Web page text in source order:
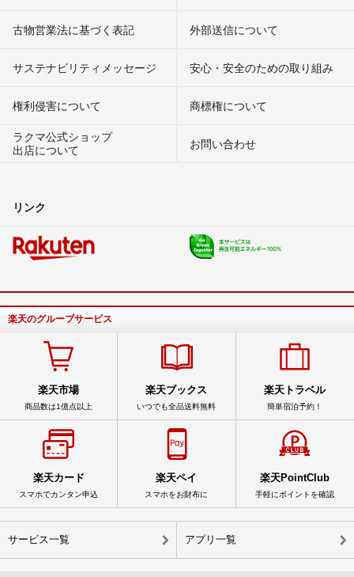
古物営業法に基づく表記 外部送信について
サステナビリティメッセージ 安心・安全のための取り組み
権利侵害について
商標権について
ラクマ公式ショップ
出店について
お問い合わせ
リンク
楽天のグループサービス
楽天市場
商品数は1億点以上
楽天ブックス
いつでも全品送料無料
楽天トラベル
簡単宿泊予約！
楽天カード
スマホでカンタン申込
楽天ペイ
スマホをお財布に
楽天PointClub
手軽にポイントを確認
サービス一覧 アプリ一覧